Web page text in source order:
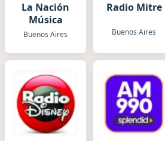
La Nación
Música
Buenos Aires
Radio Mitre
Buenos Aires